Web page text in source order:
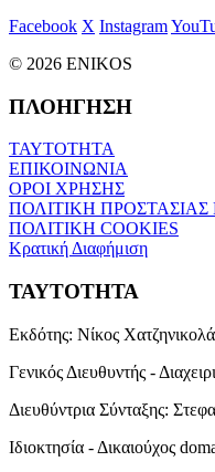
Facebook X Instagram
© 2026 ENIKOS
ΠΛΟΗΓΗΣΗ
ΤΑΥΤΟΤΗΤΑ
ΕΠΙΚΟΙΝΩΝΙΑ
ΟΡΟΙ ΧΡΗΣΗΣ
ΠΟΛΙΤΙΚΗ
ΠΟΛΙΤΙΚΗ COOKIES
Κρατική Διαφήμιση
ΤΑΥΤΟΤΗΤΑ
Εκδότης: Νίκος
Γενικός Διευθυντής -
Διευθύντρια Σύνταξης:
Ιδιοκτησία - Δικαιούχος